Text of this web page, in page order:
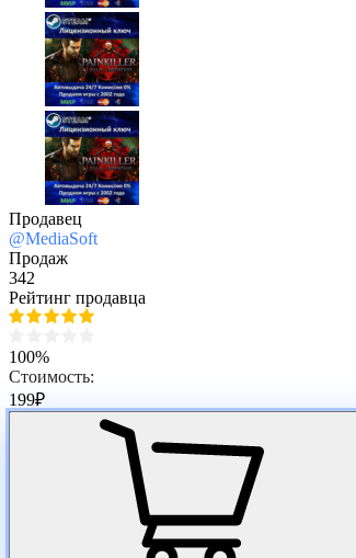
Продавец
@MediaSoft
Продаж
342
Рейтинг продавца
100%
Стоимость:
199₽